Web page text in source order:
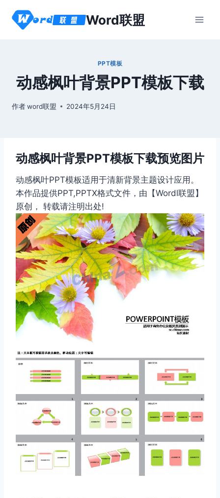
Word联盟
PPT模板
动感枫叶背景PPT模板下载
作者word联盟 2024年5月24日
动感枫叶背景PPT模板下载预览图片
动感枫叶PPT模板适用于清新背景主题设计应用。
本作品提供PPT,PPTX格式文件，由【Wordl联盟】
原创， 转载请注明出处!